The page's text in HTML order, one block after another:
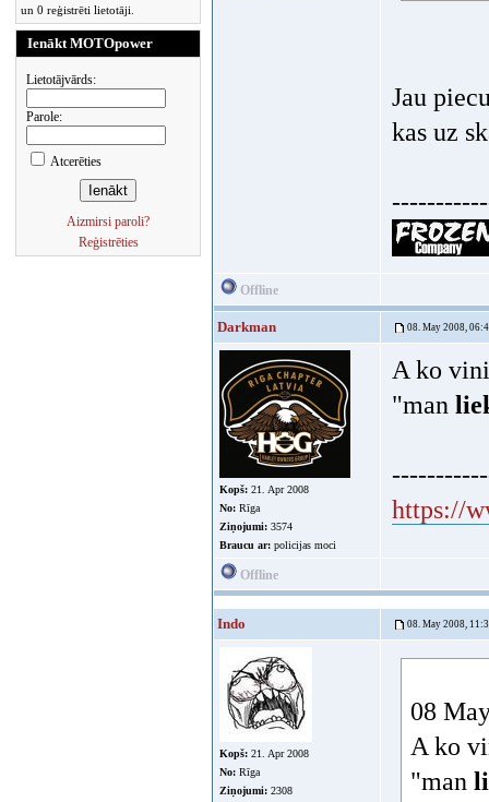
un 0 reģistrēti lietotāji.
Ienākt MOTOpower
Lietotājvārds:
Parole:
Atcerēties
Aizmirsi paroli?
Reģistrēties
Jau
kas uz
Offline
Darkman 08. May 2008,
Kopš: 21. Apr 2008
No: Rīga
Ziņojumi: 3574
Braucu ar: policijas moci
A ko
"man
https://
Offline
Indo 08. May 2008,
Kopš: 21. Apr 2008
No: Rīga
Ziņojumi: 2308
08
A ko
"man